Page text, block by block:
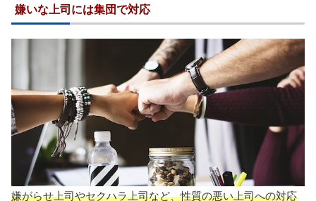
嫌いな上司には集団で対応
嫌がらせ上司やセクハラ上司など、性質の悪い上司への対応